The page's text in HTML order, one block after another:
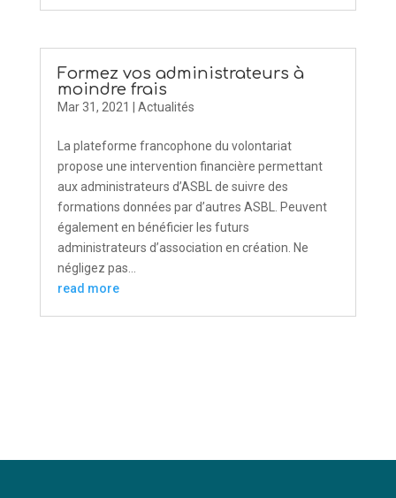
Formez vos administrateurs à
moindre frais
Mar 31, 2021 Actualités
La plateforme francophone du volontariat
propose une intervention financière permettant
aux administrateurs d’ASBL de suivre des
formations données par d’autres ASBL. Peuvent
également en bénéficier les futurs
administrateurs d’association en création. Ne
négligez pas...
read more